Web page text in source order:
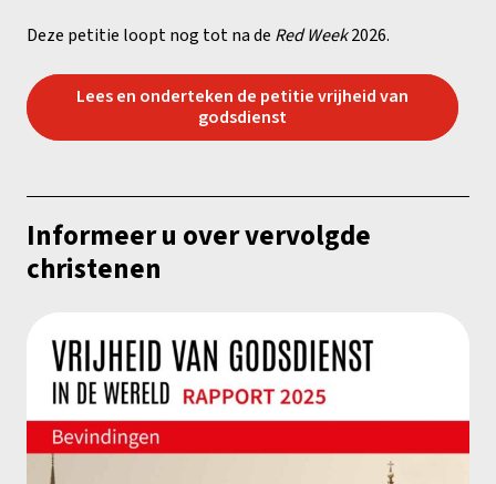
Deze petitie loopt nog tot na de Red Week2026.
Lees en onderteken de petitie vrijheid van
godsdienst
Informeer u over vervolgde
christenen